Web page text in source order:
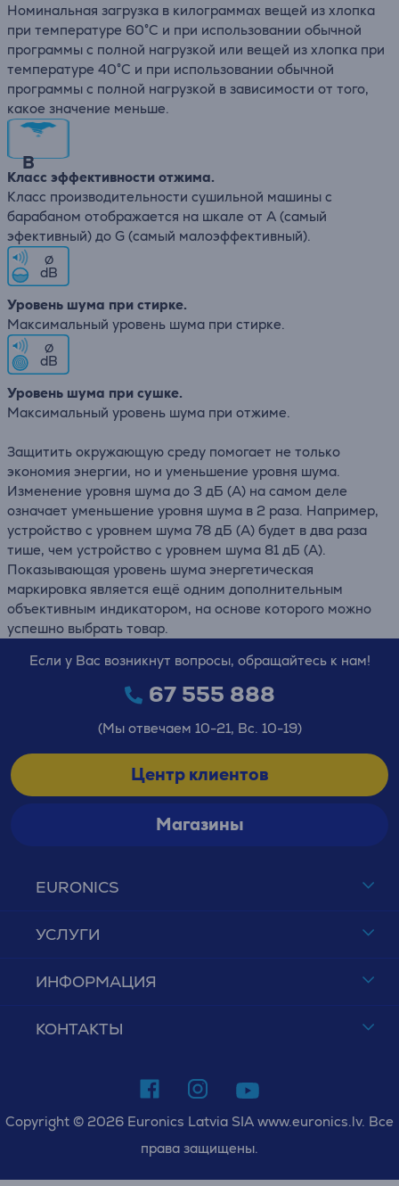
Номинальная загрузка в килограммах вещей из хлопка
при температуре 60°C и при использовании обычной
программы с полной нагрузкой или вещей из хлопка при
температуре 40°C и при использовании обычной
программы с полной нагрузкой в зависимости от того,
какое значение меньше.
B
Класс эффективности отжима.
Класс производительности сушильной машины с
барабаном отображается на шкале от A (самый
эфективный) до G (самый малоэффективный).
∅
dB
Уровень шума при стирке.
Максимальный уровень шума при стирке.
∅
dB
Уровень шума при сушке.
Максимальный уровень шума при отжиме.
Защитить окружающую среду помогает не только
экономия энергии, но и уменьшение уровня шума.
Изменение уровня шума до 3 дБ (А) на самом деле
означает уменьшение уровня шума в 2 раза. Например,
устройство с уровнем шума 78 дБ (А) будет в два раза
тише, чем устройство с уровнем шума 81 дБ (А).
Показывающая уровень шума энергетическая
маркировка является ещё одним дополнительным
объективным индикатором, на основе которого можно
успешно выбрать товар.
EURONICS
УСЛУГИ
ИНФОРМАЦИЯ
КОНТАКТЫ
Если у Вас возникнут вопросы, обращайтесь к нам!
67 555 888
(Мы отвечаем 10-21, Вс. 10-19)
Центр клиентов
Магазины
Copyright © 2026 Euronics Latvia SIA www.euronics.lv. Все
права защищены.